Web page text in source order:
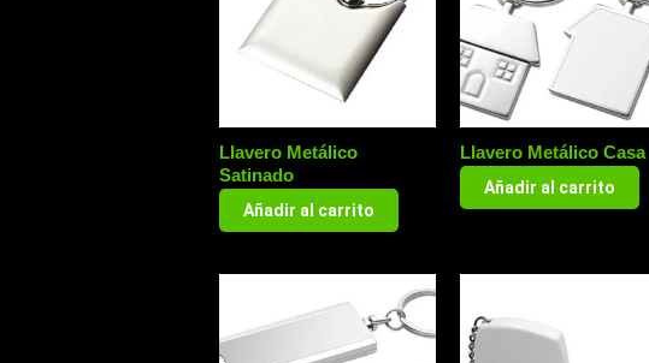
Llavero Metálico
Satinado
Añadir al carrito
Llavero Metálico Casa
Añadir al carrito